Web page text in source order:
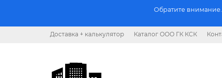
Обратите внимание.
Доставка + калькулятор Каталог ООО ГК КСК